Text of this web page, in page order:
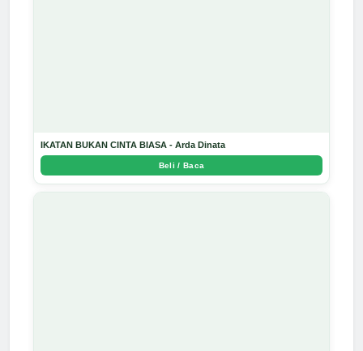
IKATAN BUKAN CINTA BIASA - Arda Dinata
Beli / Baca